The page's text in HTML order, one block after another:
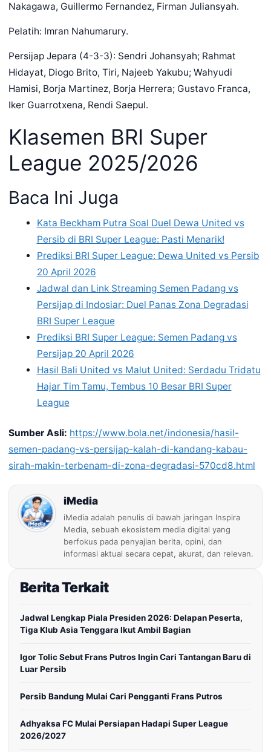
Nakagawa, Guillermo Fernandez, Firman Juliansyah.
Pelatih: Imran Nahumarury.
Persijap Jepara (4-3-3): Sendri Johansyah; Rahmat
Hidayat, Diogo Brito, Tiri, Najeeb Yakubu; Wahyudi
Hamisi, Borja Martinez, Borja Herrera; Gustavo Franca,
Iker Guarrotxena, Rendi Saepul.
Klasemen BRI Super
League 2025/2026
Baca Ini Juga
Kata Beckham Putra Soal Duel Dewa United vs
Persib di BRI Super League: Pasti Menarik!
Prediksi BRI Super League: Dewa United vs Persib
20 April 2026
Jadwal dan Link Streaming Semen Padang vs
Persijap di Indosiar: Duel Panas Zona Degradasi
BRI Super League
Prediksi BRI Super League: Semen Padang vs
Persijap 20 April 2026
Hasil Bali United vs Malut United: Serdadu Tridatu
Hajar Tim Tamu, Tembus 10 Besar BRI Super
League
Sumber Asli: https://www.bola.net/indonesia/hasil-
semen-padang-vs-persijap-kalah-di-kandang-kabau-
sirah-makin-terbenam-di-zona-degradasi-570cd8.html
iMedia
iMedia adalah penulis di bawah jaringan Inspira
Media, sebuah ekosistem media digital yang
berfokus pada penyajian berita, opini, dan
informasi aktual secara cepat, akurat, dan relevan.
Berita Terkait
Jadwal Lengkap Piala Presiden 2026: Delapan Peserta,
Tiga Klub Asia Tenggara Ikut Ambil Bagian
Igor Tolic Sebut Frans Putros Ingin Cari Tantangan Baru di
Luar Persib
Persib Bandung Mulai Cari Pengganti Frans Putros
Adhyaksa FC Mulai Persiapan Hadapi Super League
2026/2027